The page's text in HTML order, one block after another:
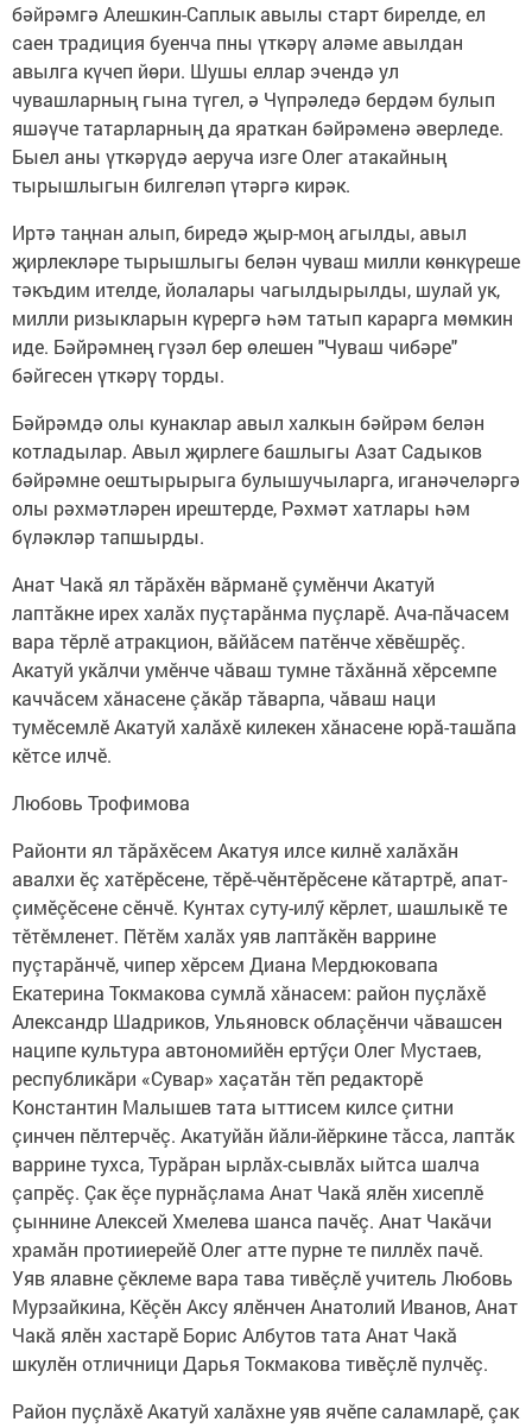
бәйрәмгә Алешкин-Саплык авылы старт бирелде, ел
саен традиция буенча пны үткәрү аләме авылдан
авылга күчеп йөри. Шушы еллар эчендә ул
чувашларның гына түгел, ә Чүпрәледә бердәм булып
яшәүче татарларның да яраткан бәйрәменә әверледе.
Быел аны үткәрүдә аеруча изге Олег атакайның
тырышлыгын билгеләп үтәргә кирәк.
Иртә таңнан алып, биредә җыр-моң агылды, авыл
җирлекләре тырышлыгы белән чуваш милли көнкүреше
тәкъдим ителде, йолалары чагылдырылды, шулай ук,
милли ризыкларын күрергә һәм татып карарга мөмкин
иде. Бәйрәмнең гүзәл бер өлешен "Чуваш чибәре"
бәйгесен үткәрү торды.
Бәйрәмдә олы кунаклар авыл халкын бәйрәм белән
котладылар. Авыл җирлеге башлыгы Азат Садыков
бәйрәмне оештырырыга булышучыларга, иганәчеләргә
олы рәхмәтләрен ирештерде, Рәхмәт хатлары һәм
бүләкләр тапшырды.
Анат Чакă ял тăрăхӗн вăрманӗ çумӗнчи Акатуй
лаптăкне ирех халăх пуçтарăнма пуçларӗ. Ача-пăчасем
вара тӗрлӗ атракцион, вăйăсем патӗнче хӗвӗшрӗç.
Акатуй укăлчи умӗнче чăваш тумне тăхăннă хӗрсемпе
каччăсем хăнасене çăкăр тăварпа, чăваш наци
тумӗсемлӗ Акатуй халăхӗ килекен хăнасене юрă-ташăпа
кӗтсе илчӗ.
Любовь Трофимова
Районти ял тăрăхӗсем Акатуя илсе килнӗ халăхăн
авалхи ӗç хатӗрӗсене, тӗрӗ-чӗнтӗрӗсене кăтартрӗ, апат-
çимӗçӗсене сӗнчӗ. Кунтах суту-илӳ кӗрлет, шашлыкӗ те
тӗтӗмленет. Пӗтӗм халăх уяв лаптăкӗн варрине
пуçтарăнчӗ, чипер хӗрсем Диана Мердюковапа
Екатерина Токмакова сумлă хăнасем: район пуçлăхӗ
Александр Шадриков, Ульяновск облаçӗнчи чăвашсен
наципе культура автономийӗн ертӳçи Олег Мустаев,
республикăри «Сувар» хаçатăн тӗп редакторӗ
Константин Малышев тата ыттисем килсе çитни
çинчен пӗлтерчӗç. Акатуйăн йăли-йӗркине тăсса, лаптăк
варрине тухса, Турăран ырлăх-сывлăх ыйтса шалча
çапрӗç. Çак ӗçе пурнăçлама Анат Чакă ялӗн хисеплӗ
çыннине Алексей Хмелева шанса пачӗç. Анат Чакăчи
храмăн протииерейӗ Олег атте пурне те пиллӗх пачӗ.
Уяв ялавне çӗклеме вара тава тивӗçлӗ учитель Любовь
Мурзайкина, Кӗçӗн Аксу ялӗнчен Анатолий Иванов, Анат
Чакă ялӗн хастарӗ Борис Албутов тата Анат Чакă
шкулӗн отличници Дарья Токмакова тивӗçлӗ пулчӗç.
Район пуçлăхӗ Акатуй халăхне уяв ячӗпе саламларӗ, çак